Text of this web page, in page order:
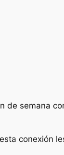
de semana
conexión